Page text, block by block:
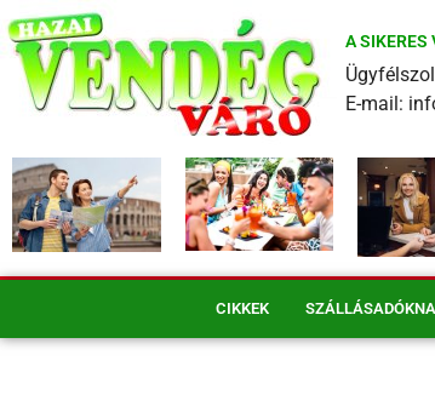
A SIKERES
E-mail:
CIKKEK